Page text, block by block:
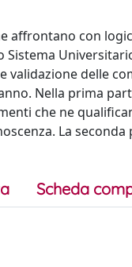
affrontano con
validazione delle
Nella prima
che ne
La
Scheda